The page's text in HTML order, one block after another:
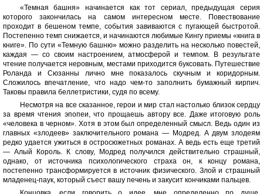
«Темная башня» начинается как тот сериал, предыдущая серия
которого закончилась на самом интересном месте. Повествование
проходит в бешеном темпе, события завиваются с пугающей быстротой.
Постепенно темп снижается, и начинаются любимые Кингу приемы «книга в
книге». По сути «Темную башню» можно разделить на несколько повестей,
каждая — со своим настроением, атмосферой и темпом. В результате
чтение получается неровным, местами приходится буксовать. Путешествие
Роланда и Сюзанны лично мне показалось скучным и коридорным.
Сложилось впечатление, что надо чем-то заполнить бумажный кирпич.
Таковы правила беллетристики, судя по всему.
Несмотря на все сказанное, герои и мир стал настолько близок сердцу
за время чтения эпопеи, что прощаешь автору все. Даже итоговую роль
«человека в черном». Хотя в этом был определенный смысл. Ведь один из
главных «злодеев» заключительного романа — Модред. А двум злодеям
редко удается ужиться в остросюжетных романах. А ведь есть еще третий
— Алый Король. К слову, Модред получился действительно страшный,
однако, от источника психологического страха он, к концу романа,
постепенно трансформируется в источник физического. Злой и страшный
младенец-паук, который съест вашу печень и закусит кончиками пальцев.